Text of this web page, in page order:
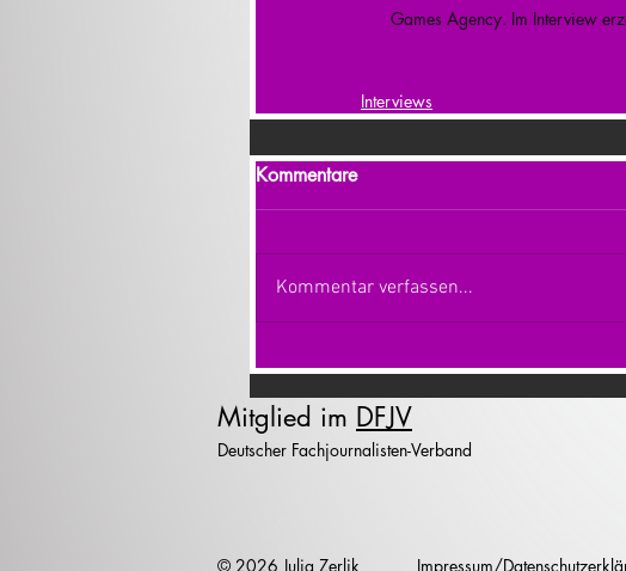
Games Agency. Im Interview
Interviews
Kommentare
Kommentar verfassen...
Mitglied im DFJV
Deutscher Fachjournalisten-Verband
© 2026 Julia Zerlik Impressum/